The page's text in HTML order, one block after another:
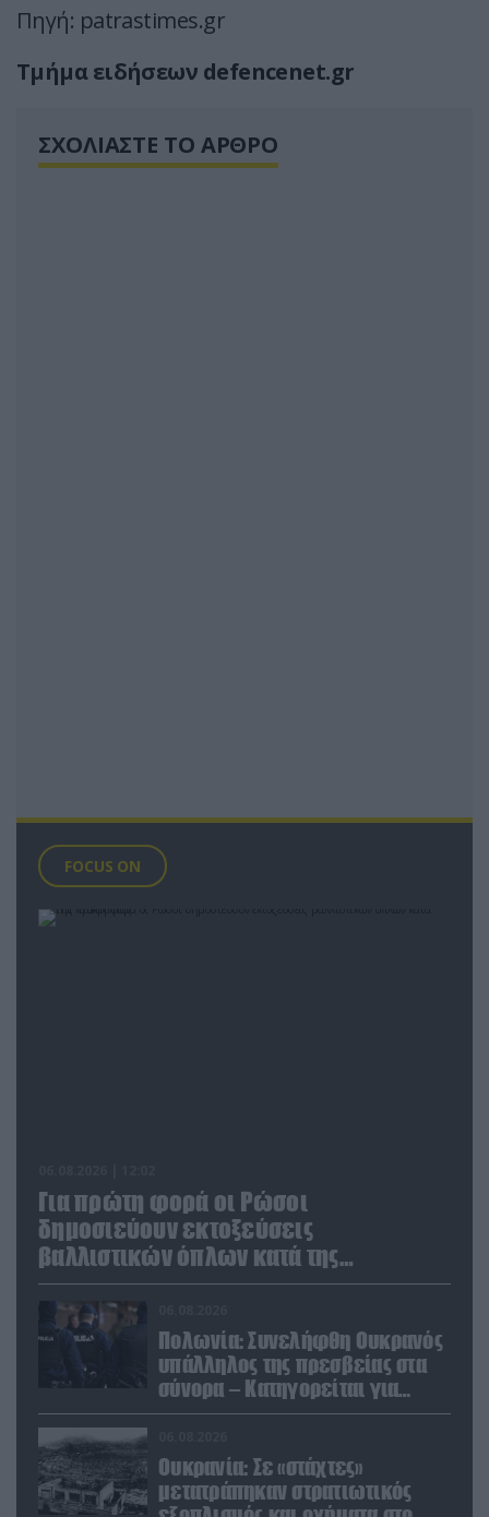
Πηγή: patrastimes.gr
Tμήμα ειδήσεων defencenet.gr
ΣΧΟΛΙΑΣΤΕ ΤΟ ΑΡΘΡΟ
FOCUS ON
Για πρώτη φορά οι Ρώσοι
δημοσιεύουν εκτοξεύσεις
βαλλιστικών όπλων κατά της
Ουκρανίας
Πολωνία: Συνελήφθη Ουκρανός
υπάλληλος της πρεσβείας στα
σύνορα – Κατηγορείται για
μεταφορά μεγάλων ποσών και
Ουκρανία: Σε «στάχτες»
μετατράπηκαν στρατιωτικός